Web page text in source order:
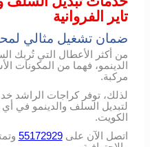
تاير الفروانية
ضمان تشغيل مثالي
من أكثر الأعطال التي تُربك
الدينمو، فهما من المكونات
مركبة.
لذلك، توفر كراجات الراشد
لتبديل السلف والدينمو في
الكويت.
اتصل الآن على55172929